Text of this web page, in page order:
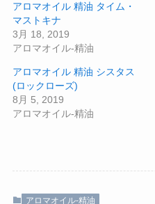
アロマオイル 精油 タイム・
マストキナ
3月 18, 2019
アロマオイル-精油
アロマオイル 精油 シスタス
(ロックローズ)
8月 5, 2019
アロマオイル-精油
アロマオイル-精油